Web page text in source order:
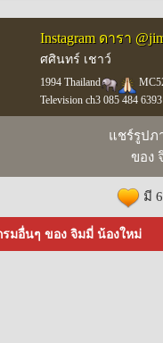
Instagram ดารา
ศศินทร์ เชาว์
1994 Thailand
Television ch3 085 484 6393
แชร์รูปภ
ของ
มี
มอื่นๆ ของ จิมมี่ น้องใหม่